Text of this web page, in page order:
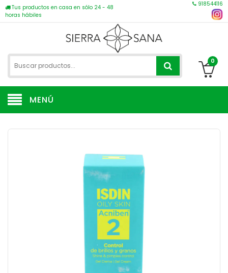
Tus productos en casa en sólo 24 - 48
horas hábiles
918544116
0
MENÚ